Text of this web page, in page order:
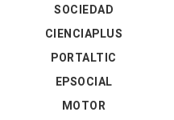
SOCIEDAD
CIENCIAPLUS
PORTALTIC
EPSOCIAL
MOTOR